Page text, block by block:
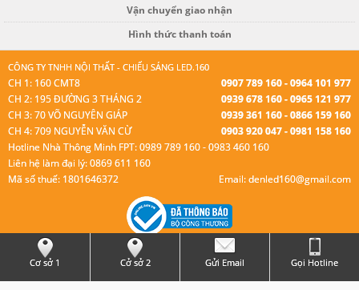
Vận chuyển giao nhận
Hình thức thanh toán
CÔNG TY TNHH NỘI THẤT - CHIẾU SÁNG LED.160
CH 1: 160 CMT8
0907 789 160 - 0964 101 977
CH 2: 195 ĐƯỜNG 3 THÁNG 2
0939 678 160 - 0965 121 977
CH 3: 70 VÕ NGUYÊN GIÁP
0939 361 160 - 0866 159 160
CH 4: 709 NGUYỄN VĂN CỪ
0903 920 047 - 0981 158 160
Hotline Nhà Thông Minh FPT: 0989 789 160 - 0983 460 160
Liên hệ làm đại lý: 0869 611 160
Mã số thuế: 1801646372
Email: denled160@gmail.com
© Bản quyền thuộc Led 160.
Cơ sở 1
Cở sở 2 Gửi Email Gọi Hotline